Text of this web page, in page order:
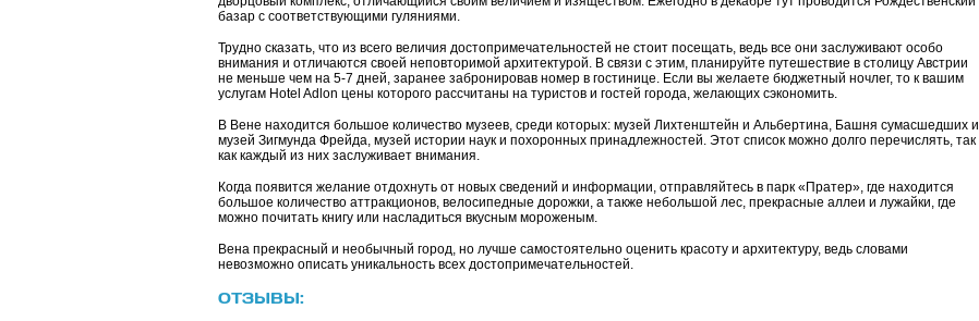
базар с соответствующими гуляниями.
Трудно сказать, что из всего величия достопримечательностей не стоит посещать, ведь все они заслуживают особо
внимания и отличаются своей неповторимой архитектурой. В связи с этим, планируйте путешествие в столицу Австрии
не меньше чем на 5-7 дней, заранее забронировав номер в гостинице. Если вы желаете бюджетный ночлег, то к вашим
услугам Hotel Adlon цены которого рассчитаны на туристов и гостей города, желающих сэкономить.
В Вене находится большое количество музеев, среди которых: музей Лихтенштейн и Альбертина, Башня сумасшедших и
музей Зигмунда Фрейда, музей истории наук и похоронных принадлежностей. Этот список можно долго перечислять, так
как каждый из них заслуживает внимания.
Когда появится желание отдохнуть от новых сведений и информации, отправляйтесь в парк «Пратер», где находится
большое количество аттракционов, велосипедные дорожки, а также небольшой лес, прекрасные аллеи и лужайки, где
можно почитать книгу или насладиться вкусным мороженым.
Вена прекрасный и необычный город, но лучше самостоятельно оценить красоту и архитектуру, ведь словами
невозможно описать уникальность всех достопримечательностей.
ОТЗЫВЫ: